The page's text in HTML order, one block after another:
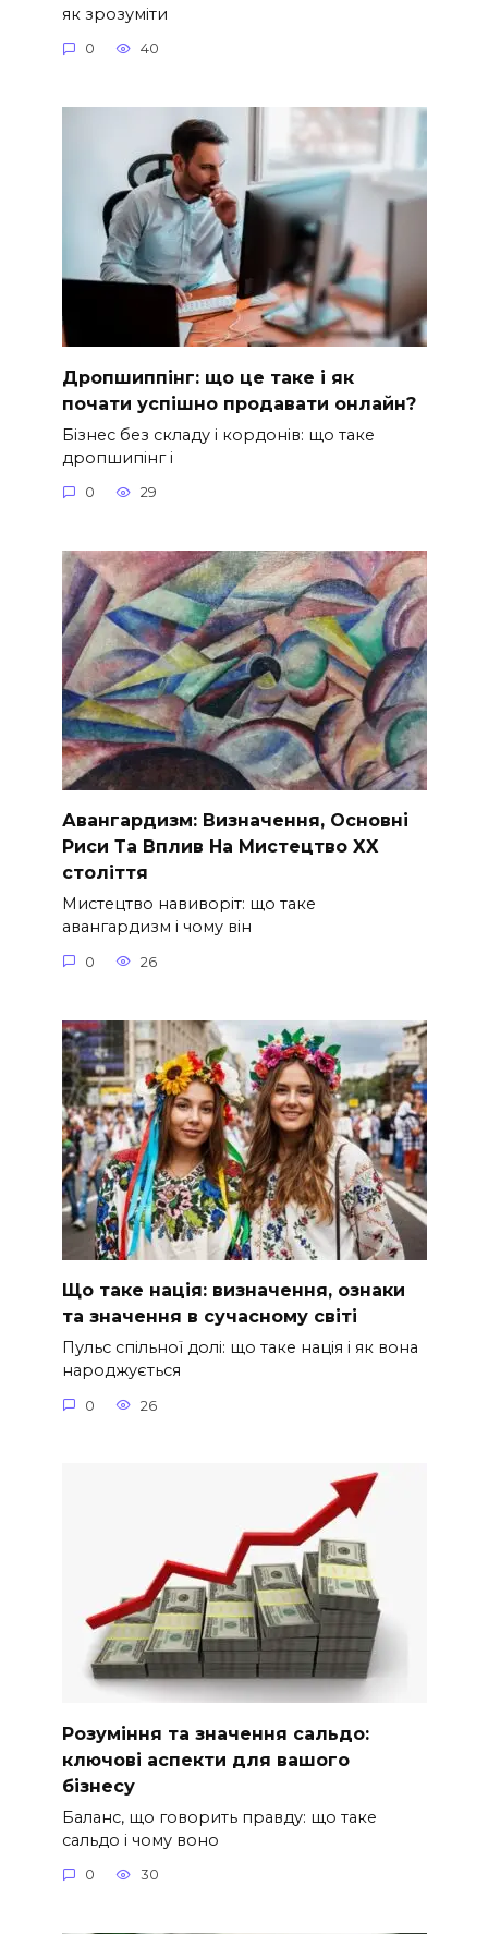
як зрозуміти
0 40
Дропшиппінг: що це таке і як
почати успішно продавати онлайн?
Бізнес без складу і кордонів: що таке
дропшипінг і
0 29
Авангардизм: Визначення, Основні
Риси Та Вплив На Мистецтво ХХ
століття
Мистецтво навиворіт: що таке
авангардизм і чому він
0 26
Що таке нація: визначення, ознаки
та значення в сучасному світі
Пульс спільної долі: що таке нація і як вона
народжується
0 26
Розуміння та значення сальдо:
ключові аспекти для вашого
бізнесу
Баланс, що говорить правду: що таке
сальдо і чому воно
0 30